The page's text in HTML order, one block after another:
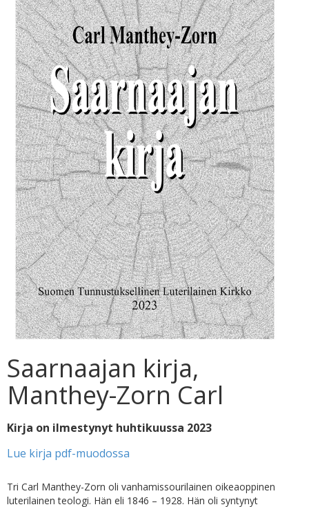
Saarnaajan kirja,
Manthey-Zorn Carl
Kirja on ilmestynyt huhtikuussa 2023
Lue kirja pdf-muodossa
Tri Carl Manthey-Zorn oli vanhamissourilainen oikeaoppinen
luterilainen teologi. Hän eli 1846 – 1928. Hän oli syntynyt